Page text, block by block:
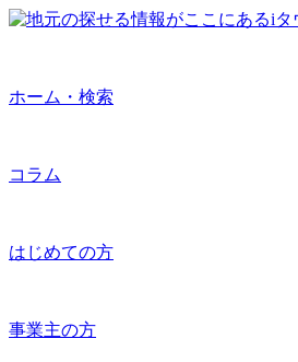
ホーム・検索
コラム
はじめての方
事業主の方